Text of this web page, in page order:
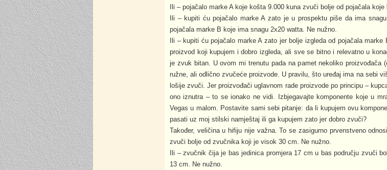
Ili – pojačalo marke A koje košta 9.000 kuna zvuči bolje od pojačala
Ili – kupiti ću pojačalo marke A zato je u prospektu piše da ima
pojačala marke B koje ima snagu 2x20 watta. Ne nužno.
Ili – kupiti ću pojačalo marke A zato jer bolje izgleda od pojačala
proizvod koji kupujem i dobro izgleda, ali sve se bitno i relevatno u
je zvuk bitan. U ovom mi trenutu pada na pamet nekoliko proizvođača
ružne, ali odlično zvučeće proizvode. U pravilu, što uređaj ima na sebi
lošije zvuči. Jer proizvođači uglavnom rade proizvode po principu –
ono iznutra – to se ionako ne vidi. Izbjegavajte komponente koje u
Vegas u malom. Postavite sami sebi pitanje: da li kupujem ovu
pasati uz moj stilski namještaj ili ga kupujem zato jer dobro zvuči?
Također, veličina u hifiju nije važna. To se zasigurno prvenstveno
zvuči bolje od zvučnika koji je visok 30 cm. Ne nužno.
Ili – zvučnik čija je bas jedinica promjera 17 cm u bas području zvuči
13 cm. Ne nužno.